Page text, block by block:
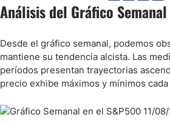
Análisis del Gráfico
Desde el gráfico semanal, podemos
mantiene su tendencia alcista. Las
períodos presentan trayectorias
precio exhibe máximos y mínimos